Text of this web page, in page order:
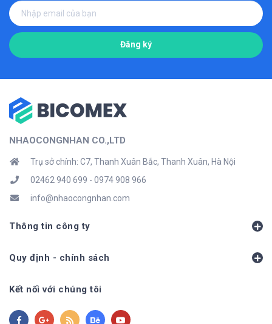
Đăng ký
NHAOCONGNHAN CO.,LTD
Trụ sở chính: C7, Thanh Xuân Bắc, Thanh Xuân, Hà Nội
02462 940 699 - 0974 908 966
info@nhaocongnhan.com
Thông tin công ty
Quy định - chính sách
Kết nối với chúng tôi